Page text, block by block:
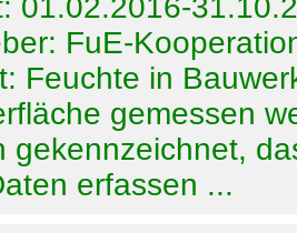
01.02.2016-
FuE-
Feuchte in
gemessen
gekennzeichnet,
erfassen ...